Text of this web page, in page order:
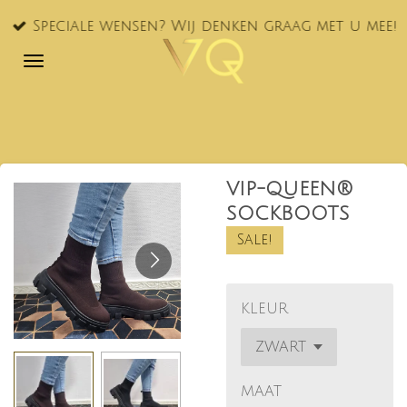
Ga
naar
Speciale wensen? Wij denken graag met u mee!
VIP-QUEEN®
SOCKBOOTS
Sale!
KLEUR
MAAT